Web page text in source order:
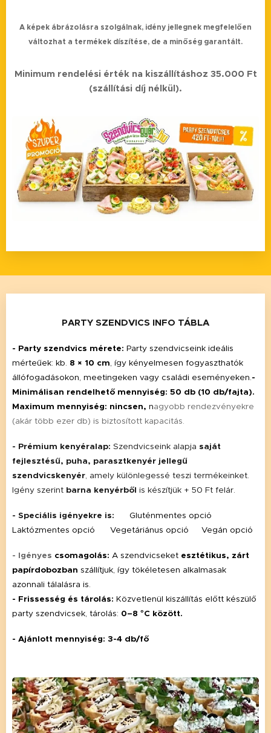
A képek ábrázolásra szolgálnak, idény jellegnek megfelelően
változhat a termékek díszítése, de a minőség garantált.
Minimum rendelési érték na kiszállításhoz 35.000 Ft
(szállítási díj nélkül).
PARTY SZENDVICS INFO TÁBLA
- Party szendvics mérete: Party szendvicseink ideális
mérteűek: kb. 8 × 10 cm, így kényelmesen fogyaszthatók
állófogadásokon, meetingeken vagy családi eseményeken.-
Minimálisan rendelhető mennyiség: 50 db (10 db/fajta).
Maximum mennyiség: nincsen, nagyobb rendezvényekre
(akár több ezer db) is biztosított kapacitás.
- Prémium kenyéralap: Szendvicseink alapja saját
fejlesztésű, puha, parasztkenyér jellegű
szendvicskenyér, amely különlegessé teszi termékeinket.
Igény szerint barna kenyérből is készítjük + 50 Ft felár.
- Speciális igényekre is:
Gluténmentes opció ✔️
Laktózmentes opció ✔️ Vegetáriánus opció✔️ Vegán opció
- Igényes csomagolás: A szendvicseket esztétikus, zárt
papírdobozban szállítjuk, így tökéletesen alkalmasak
azonnali tálalásra is.
- Frissesség és tárolás: Közvetlenül kiszállítás előtt készülő
party szendvicsek, tárolás: 0–8 °C között.
- Ajánlott mennyiség: 3-4 db/fő